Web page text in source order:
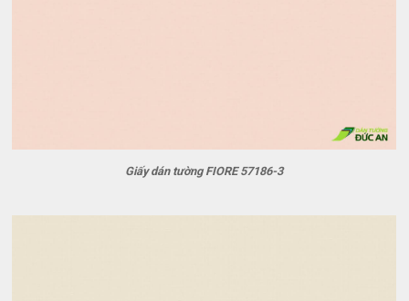
Giấy dán tường FIORE 57186-3